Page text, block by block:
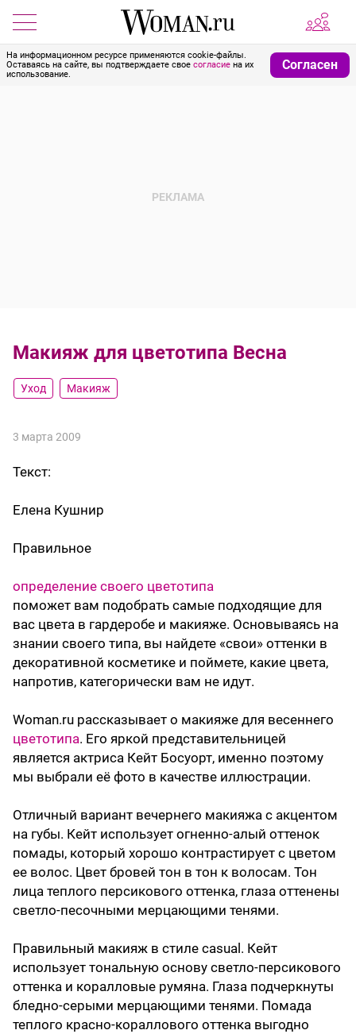
На информационном ресурсе применяются cookie-файлы.
Оставаясь на сайте, вы подтверждаете свое согласие на их
использование.
Согласен
Макияж для цветотипа Весна
Уход Макияж
3 марта 2009
Текст:
Елена Кушнир
Правильное
определение своего цветотипа
поможет вам подобрать самые подходящие для
вас цвета в гардеробе и макияже. Основываясь на
знании своего типа, вы найдете «свои» оттенки в
декоративной косметике и поймете, какие цвета,
напротив, категорически вам не идут.
Woman.ru рассказывает о макияже для весеннего
цветотипа. Его яркой представительницей
является актриса Кейт Босуорт, именно поэтому
мы выбрали её фото в качестве иллюстрации.
Отличный вариант вечернего макияжа с акцентом
на губы. Кейт использует огненно-алый оттенок
помады, который хорошо контрастирует с цветом
ее волос. Цвет бровей тон в тон к волосам. Тон
лица теплого персикового оттенка, глаза оттенены
светло-песочными мерцающими тенями.
Правильный макияж в стиле casual. Кейт
использует тональную основу светло-персикового
оттенка и коралловые румяна. Глаза подчеркнуты
бледно-серыми мерцающими тенями. Помада
теплого красно-кораллового оттенка выгодно